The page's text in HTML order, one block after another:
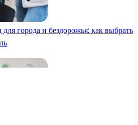
города и бездорожья: как выбрать